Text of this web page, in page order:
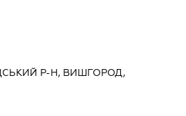
Р-Н, ВИШГОРОД,